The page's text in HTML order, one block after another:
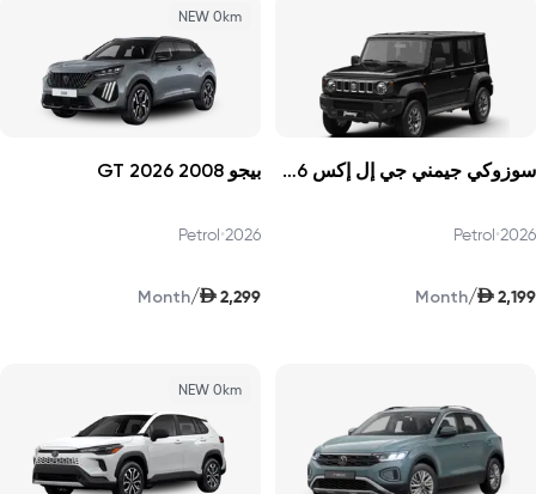
سوزوكي جيمني جي إل إكس 2026
2026
•
Petrol
AED 2,199
/
Month
NEW 0km
بيجو 2008 GT 2026
2026
•
Petrol
AED 2,299
/
Month
NEW 0km